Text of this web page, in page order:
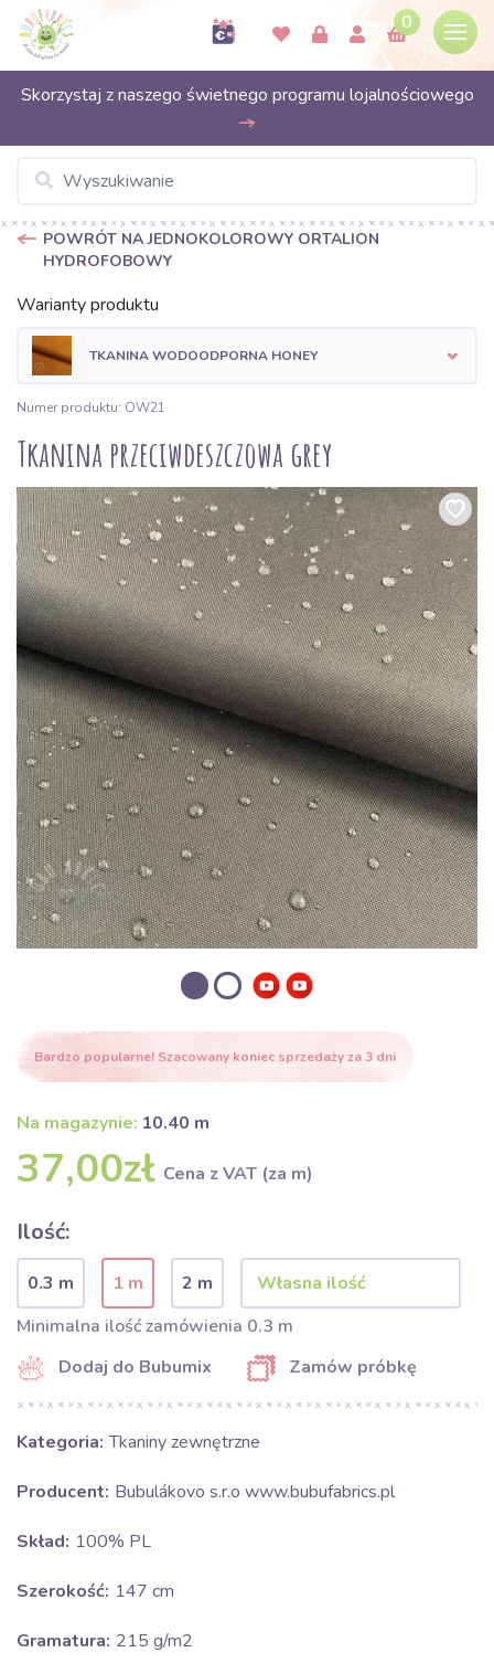
0
Skorzystaj z naszego świetnego programu lojalnościowego
POWRÓT NA JEDNOKOLOROWY ORTALION
HYDROFOBOWY
Warianty produktu
TKANINA WODOODPORNA HONEY
Numer produktu: OW21
Tkanina przeciwdeszczowa grey
Bardzo popularne! Szacowany koniec sprzedaży za 3 dni
Na magazynie: 10.40 m
37,00zł Cena z VAT (za m)
Ilość:
0.3 m 1 m
2 m
Minimalna ilość zamówienia 0.3 m
Dodaj do Bubumix
Zamów próbkę
Kategoria: Tkaniny zewnętrzne
Producent: Bubulákovo s.r.o www.bubufabrics.pl
Skład: 100% PL
Szerokość: 147 cm
Gramatura: 215 g/m2